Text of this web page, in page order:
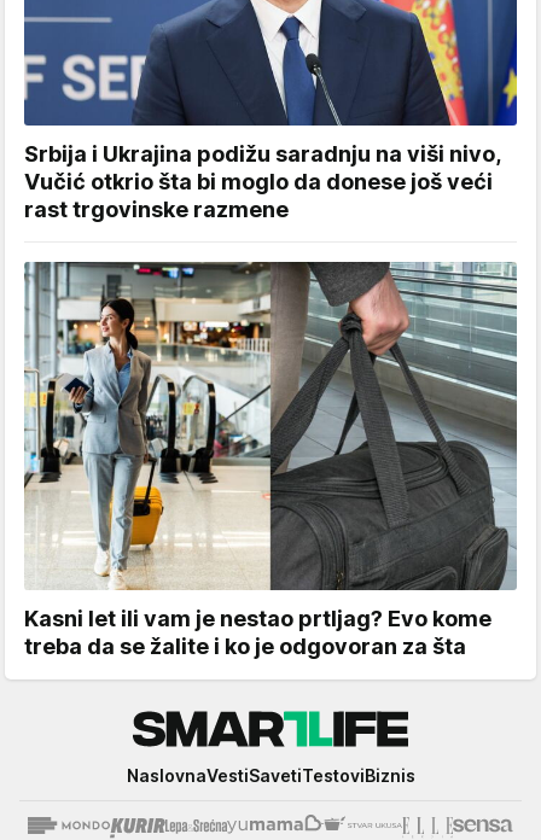
Srbija i Ukrajina podižu saradnju na viši nivo,
Vučić otkrio šta bi moglo da donese još veći
rast trgovinske razmene
Kasni let ili vam je nestao prtljag? Evo kome
treba da se žalite i ko je odgovoran za šta
NaslovnaVestiSavetiTestoviBiznis